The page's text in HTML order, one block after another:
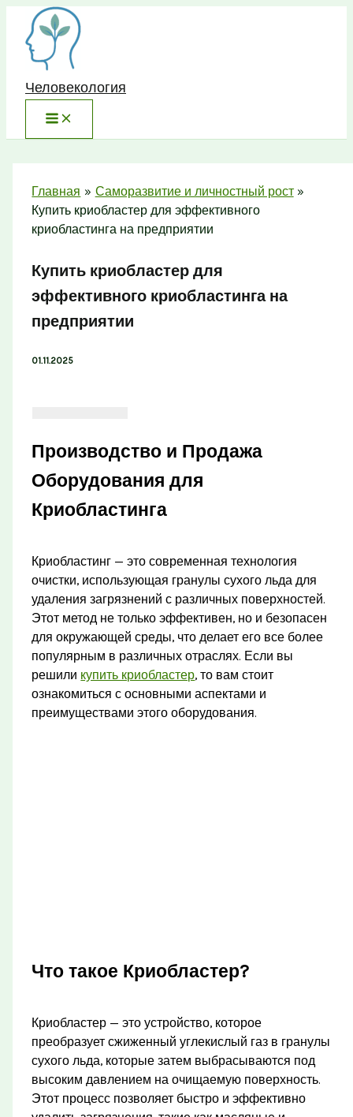
Перейти
содержимому
Человекология
Главная
Саморазвитие и личностный рост
Купить криобластер для эффективного
криобластинга на предприятии
Купить криобластер для
эффективного криобластинга на
предприятии
01.11.2025
Производство и Продажа
Оборудования для
Криобластинга
Криобластинг — это современная технология
очистки, использующая гранулы сухого льда для
удаления загрязнений с различных поверхностей.
Этот метод не только эффективен, но и безопасен
для окружающей среды, что делает его все более
популярным в различных отраслях. Если вы
решили купить криобластер, то вам стоит
ознакомиться с основными аспектами и
преимуществами этого оборудования.
Что такое Криобластер?
Криобластер — это устройство, которое
преобразует сжиженный углекислый газ в гранулы
сухого льда, которые затем выбрасываются под
высоким давлением на очищаемую поверхность.
Этот процесс позволяет быстро и эффективно